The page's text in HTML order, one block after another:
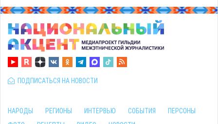
ПОДПИСАТЬСЯ НА НОВОСТИ
НАРОДЫ РЕГИОНЫ ИНТЕРВЬЮ СОБЫТИЯ
ПЕРСОНЫ